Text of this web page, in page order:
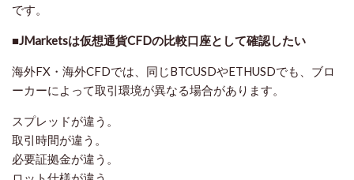
です。
■JMarketsは仮想通貨CFDの比較口座として確認したい
海外FX・海外CFDでは、同じBTCUSDやETHUSDでも、ブロ
ーカーによって取引環境が異なる場合があります。
スプレッドが違う。
取引時間が違う。
必要証拠金が違う。